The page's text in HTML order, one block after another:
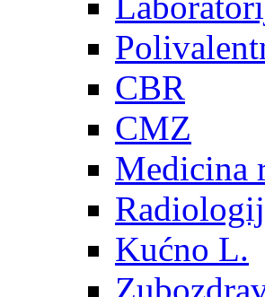
CBR
CMZ
Medicina
Kućno L.